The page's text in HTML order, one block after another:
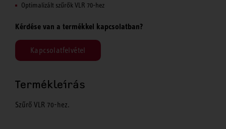
Optimalizált szűrők VLR 70-hez
Kérdése van a termékkel kapcsolatban?
Kapcsolatfelvétel
Termékleírás
Szűrő VLR 70-hez.